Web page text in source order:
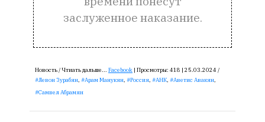
заслуженное наказание.
Новость /Чтиать дальше... Facebook | Просмотры: 418 | 25.03.2024 /
Левон Зурабян, Арам Манукян, Россия, АНК, Аветис Авакян,
Самвел Абрамян